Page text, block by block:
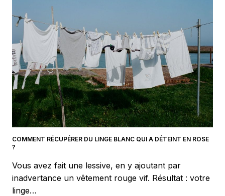
UN
BIJOU
INTEMPOREL
COMMENT RÉCUPÉRER DU LINGE BLANC QUI A DÉTEINT EN ROSE
?
Vous avez fait une lessive, en y ajoutant par
inadvertance un vêtement rouge vif. Résultat : votre
linge…